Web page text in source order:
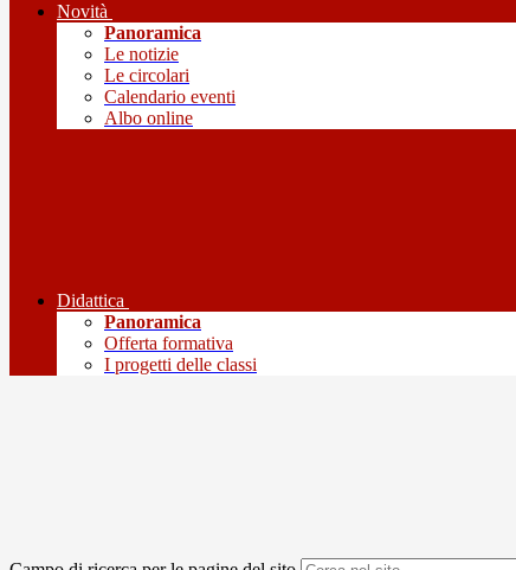
Novità
Panoramica
Le notizie
Le circolari
Calendario eventi
Albo online
Didattica
Panoramica
Offerta formativa
I progetti delle classi